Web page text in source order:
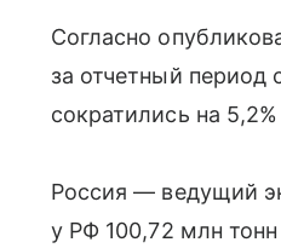
Согласно
за отчетный период
сократились на
Россия — ведущий
у РФ 100,72 млн